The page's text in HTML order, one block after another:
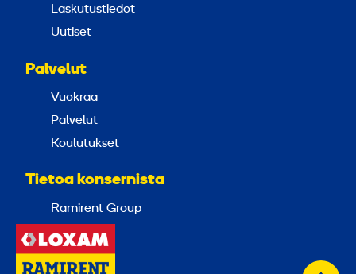
Laskutustiedot
Uutiset
Palvelut
Vuokraa
Palvelut
Koulutukset
Tietoa konsernista
Ramirent Group